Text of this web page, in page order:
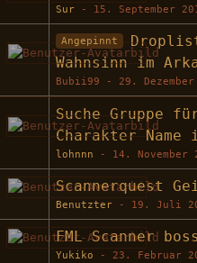
Sur - 15. September
Angepinnt
Wahnsinn im
Bubii99 - 29.
Suche Gruppe
Charakter
lohnnn - 14. November
Scannerquest
Benutzter - 19. Juli
FML Scanner
Yukiko - 23. Februar